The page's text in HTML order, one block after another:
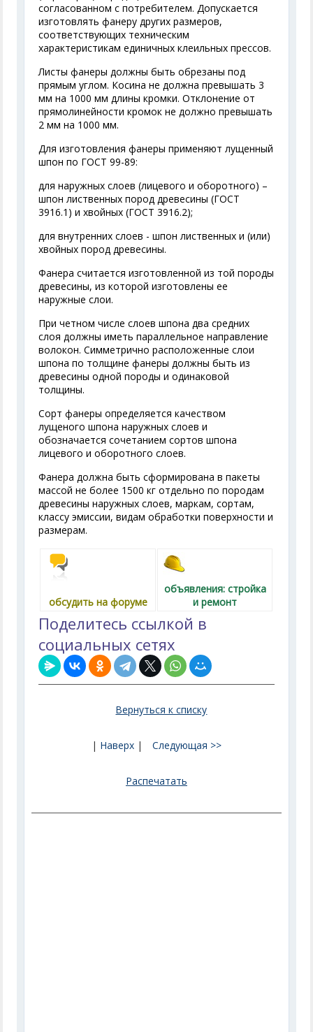
согласованном с потребителем. Допускается
изготовлять фанеру других размеров,
соответствующих техническим
характеристикам единичных клеильных прессов.
Листы фанеры должны быть обрезаны под
прямым углом. Косина не должна превышать 3
мм на 1000 мм длины кромки. Отклонение от
прямолинейности кромок не должно превышать
2 мм на 1000 мм.
Для изготовления фанеры применяют лущенный
шпон по ГОСТ 99-89:
для наружных слоев (лицевого и оборотного) –
шпон лиственных пород древесины (ГОСТ
3916.1) и хвойных (ГОСТ 3916.2);
для внутренних слоев - шпон лиственных и (или)
хвойных пород древесины.
Фанера считается изготовленной из той породы
древесины, из которой изготовлены ее
наружные слои.
При четном числе слоев шпона два средних
слоя должны иметь параллельное направление
волокон. Симметрично расположенные слои
шпона по толщине фанеры должны быть из
древесины одной породы и одинаковой
толщины.
Сорт фанеры определяется качеством
лущеного шпона наружных слоев и
обозначается сочетанием сортов шпона
лицевого и оборотного слоев.
Фанера должна быть сформирована в пакеты
массой не более 1500 кг отдельно по породам
древесины наружных слоев, маркам, сортам,
классу эмиссии, видам обработки поверхности и
размерам.
обсудить на форуме
объявления: стройка
и ремонт
Поделитесь ссылкой в
социальных сетях
Вернуться к списку
| Наверх| Следующая >>
Распечатать